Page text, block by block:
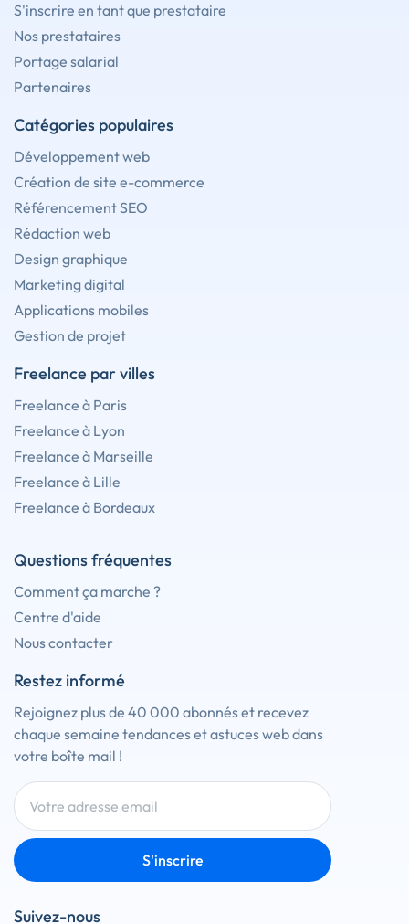
S'inscrire en tant que prestataire
Nos prestataires
Portage salarial
Partenaires
Catégories populaires
Développement web
Création de site e-commerce
Référencement SEO
Rédaction web
Design graphique
Marketing digital
Applications mobiles
Gestion de projet
Freelance par villes
Freelance à Paris
Freelance à Lyon
Freelance à Marseille
Freelance à Lille
Freelance à Bordeaux
Questions fréquentes
Comment ça marche ?
Centre d'aide
Nous contacter
Restez informé
Rejoignez plus de 40 000 abonnés et recevez
chaque semaine tendances et astuces web dans
votre boîte mail !
S'inscrire
Suivez-nous